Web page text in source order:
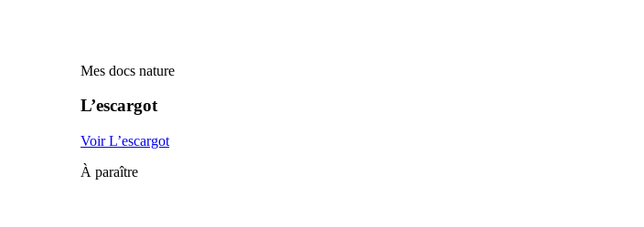
Mes docs nature
L’escargot
Voir L’escargot
À paraître